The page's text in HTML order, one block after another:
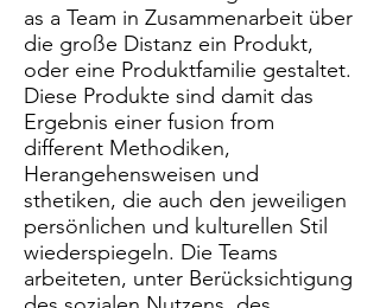
as a Team in Zusammenarbeit über
die große Distanz ein Produkt,
oder eine Produktfamilie gestaltet.
Diese Produkte sind damit das
Ergebnis einer fusion from
different Methodiken,
Herangehensweisen und
sthetiken, die auch den jeweiligen
persönlichen und kulturellen Stil
wiederspiegeln. Die Teams
arbeiteten, unter Berücksichtigung